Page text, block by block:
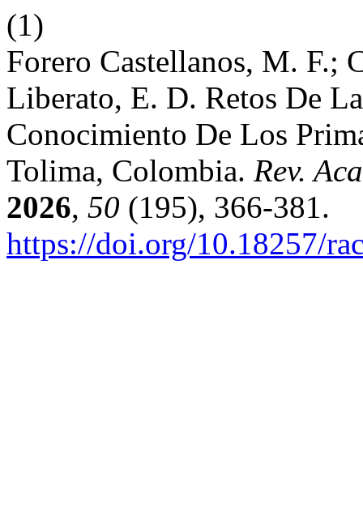
(1)
Forero Castellanos, M. F.;
Liberato, E. D. Retos De
Conocimiento De Los
Tolima, Colombia. Rev.
2026, 50 (195), 366-381.
https://doi.org/10.18257/